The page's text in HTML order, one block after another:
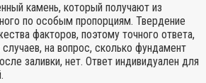
камень, который получают из
по особым пропорциям. Твердение
факторов, поэтому точного ответа,
на вопрос, сколько фундамент
заливки, нет. Ответ индивидуален для